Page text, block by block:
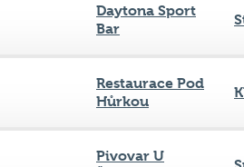
Daytona Sport
Bar
Restaurace Pod
Hůrkou
Pivovar U